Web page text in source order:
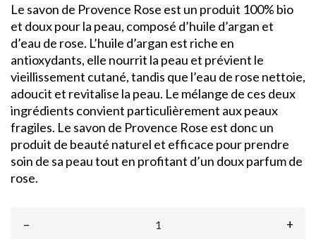
Le savon de Provence Rose est un produit 100% bio
et doux pour la peau, composé d’huile d’argan et
d’eau de rose. L’huile d’argan est riche en
antioxydants, elle nourrit la peau et prévient le
vieillissement cutané, tandis que l’eau de rose nettoie,
adoucit et revitalise la peau. Le mélange de ces deux
ingrédients convient particulièrement aux peaux
fragiles. Le savon de Provence Rose est donc un
produit de beauté naturel et efficace pour prendre
soin de sa peau tout en profitant d’un doux parfum de
rose.
– +